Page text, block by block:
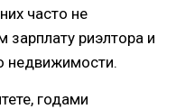
часто не
зарплату риэлтора и
недвижимости.
годами